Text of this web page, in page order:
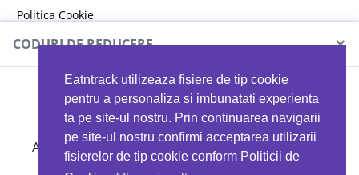
Eatntrack utilizeaza fisiere de tip cookie
pentru a personaliza si imbunatati experienta
ta pe site-ul nostru. Prin continuarea navigarii
pe site-ul nostru confirmi acceptarea utilizarii
fisierelor de tip cookie conform Politicii de
Politica Cookie
Politica de confidențialitate
CODURI DE REDUCERE ×
MYPROTEIN
Ai 40%reducere la orice comandă folosind codul
EATTRACK